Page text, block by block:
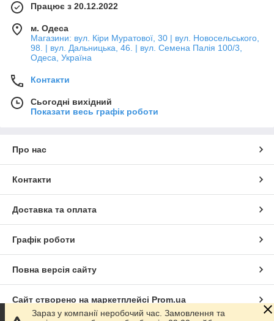
Працює з 20.12.2022
м. Одеса
Магазини: вул. Кіри Муратової, 30 | вул. Новосельського,
98. | вул. Дальницька, 46. | вул. Семена Палія 100/3,
Одеса, Україна
Контакти
Сьогодні вихідний
Показати весь графік роботи
Про нас
Контакти
Доставка та оплата
Графік роботи
Повна версія сайту
Сайт створено на маркетплейсі Prom.ua
Зараз у компанії неробочий час. Замовлення та